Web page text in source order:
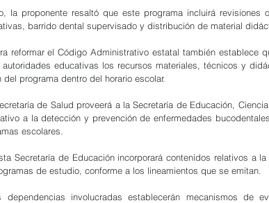
la proponente resaltó que este programa incluirá revisiones
barrido dental supervisado y distribución de material
reformar el Código Administrativo estatal también establece
educativas los recursos materiales, técnicos y
del programa dentro del horario escolar.
de Salud proveerá a la Secretaría de Educación,
a la detección y prevención de enfermedades
escolares.
Secretaría de Educación incorporará contenidos relativos a
de estudio, conforme a los lineamientos que se emitan.
dependencias involucradas establecerán mecanismos de